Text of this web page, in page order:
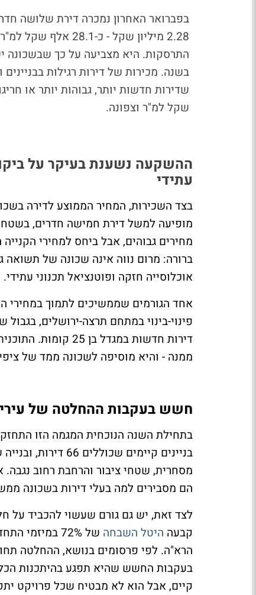
2.28 מיליון שקל -
שקל למ"ר וצפונה.
ההשקעה נשענת בעיקר על
עתידי
מחירים גבוהים, אבל ביחס למחירי
ברורה: מרום נווה אינה שכונה של
אוכלוסייה חזקה ופוטנציאל תכנוני עתידי.
ממנה - והיא מוסיפה לשכונה ממד של
חשש בעקבות ההחלטה של
בתחילת השנה הנוכחית המגמה הזו
מסחרית, שטחי ציבור והרחבת רחוב
הם מסבירים למה בעלי דירות בשכונה
קבעה היטל השבחה
של 72%
בעקבות החשש שהיא תפגע בהיתכנות
קיים, אבל הוא לא מבטיח שכל פרויקט